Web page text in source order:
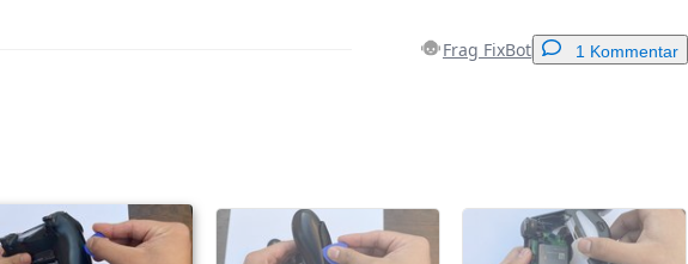
Frag FixBot 1 Kommentar